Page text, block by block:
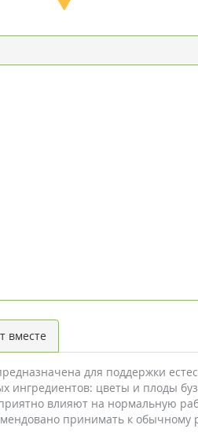
вместе
для поддержки
ингредиентов: цветы и плоды
влияют на нормальную
принимать к обычному